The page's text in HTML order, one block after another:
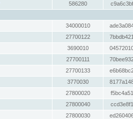
586280
34000010
27700122
3690010
27700111
27700133
3770030
27800020
27800040
27800030